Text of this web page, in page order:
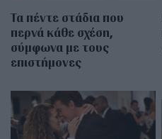
Τα πέντε στάδια που
περνά κάθε σχέση,
σύμφωνα με τους
επιστήμονες